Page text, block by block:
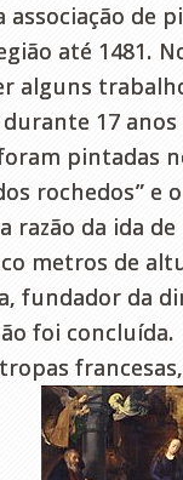
de
até 1481.
alguns
17
pintadas
rochedos” e
razão da ida
metros de
fundador da
foi concluída.